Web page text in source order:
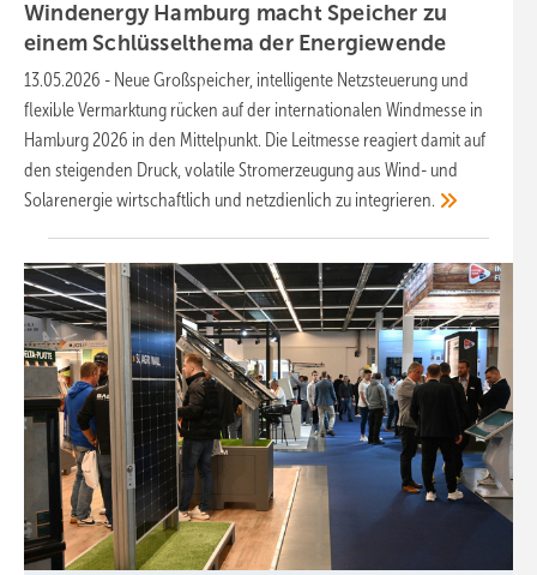
Windenergy Hamburg macht Speicher zu
einem Schlüsselthema der Energiewende
13.05.2026 - Neue Großspeicher, intelligente Netzsteuerung und
flexible Vermarktung rücken auf der internationalen Windmesse in
Hamburg 2026 in den Mittelpunkt. Die Leitmesse reagiert damit auf
den steigenden Druck, volatile Stromerzeugung aus Wind- und
Solarenergie wirtschaftlich und netzdienlich zu integrieren.